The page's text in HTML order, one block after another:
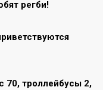
регби!
70, троллейбусы 2,